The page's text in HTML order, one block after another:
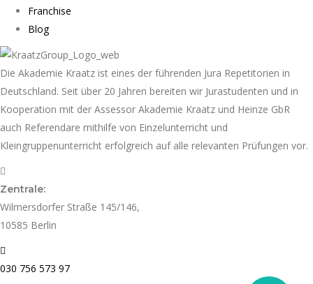
Franchise
Blog
Die Akademie Kraatz ist eines der führenden Jura Repetitorien in
Deutschland. Seit über 20 Jahren bereiten wir Jurastudenten und in
Kooperation mit der Assessor Akademie Kraatz und Heinze GbR
auch Referendare mithilfe von Einzelunterricht und
Kleingruppenunterricht erfolgreich auf alle relevanten Prüfungen vor.
Zentrale:
Wilmersdorfer Straße 145/146,
10585 Berlin
030 756 573 97